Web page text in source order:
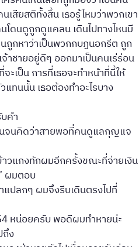
สียสติทั้งสิ้น เธอรู้ไหมว่าพวกเขา
ดนดูถูกดูแคลน เดินไปทางไหนมี
ถูกหาว่าเป็นพวกกบฏนอกรีต ถูก
าชายอยู่ดีๆ ออกมาเป็นคนเร่ร่อน
ะเป็น การที่เธอจะทำหน้าที่นี้ให้
ทนนั้น เธอต้องทำอะไรบาง
คำ
จนคิดว่าสายพอที่คนดูแลกุญแจ
าวแกงทักผมอีกครั้งขณะที่จ่ายเงิน
ผมตอบ
ปลกๆ ผมจึงรีบเดินตรงไปที่
หน่อยครับ พอดีผมทำหายน่ะ
ถึง